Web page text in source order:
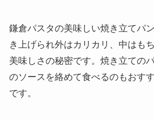
鎌倉パスタの美味しい焼き立てパ
き上げられ外はカリカリ、中はも
美味しさの秘密です。焼き立ての
のソースを絡めて食べるのもおす
です。